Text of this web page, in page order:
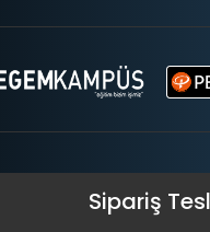
Sipariş